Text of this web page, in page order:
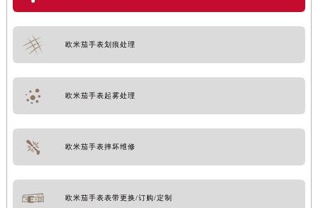
欧米茄手表划痕处理
欧米茄手表起雾处理
欧米茄手表摔坏维修
欧米茄手表表带更换/订购/定制